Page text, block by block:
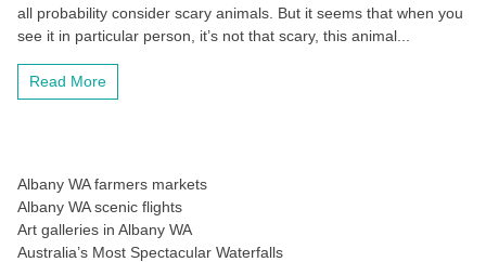
all probability consider scary animals. But it seems that when you
see it in particular person, it’s not that scary, this animal...
Read More
Albany WA farmers markets
Albany WA scenic flights
Art galleries in Albany WA
Australia’s Most Spectacular Waterfalls